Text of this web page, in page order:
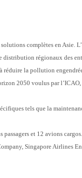
complètes en Asie.
régionaux des
la pollution
2050 voulus par
tels que la
et 12 avions cargos.
Singapore Airlines